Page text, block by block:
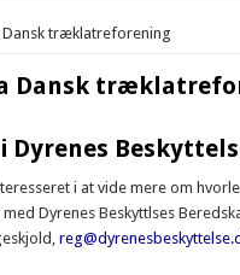
Dansk træklatreforening
Dansk
i at vide mere om
Dyrenes Beskyttlses